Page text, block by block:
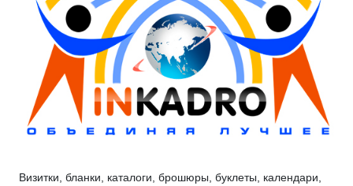
Визитки, бланки, каталоги, брошюры, буклеты, календари,